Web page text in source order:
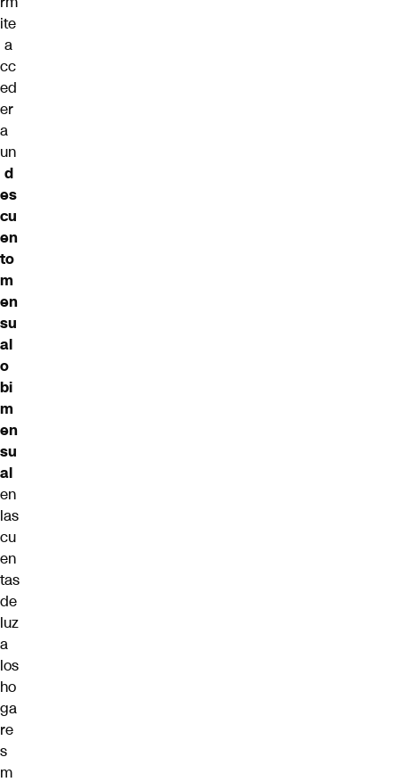
ite
a
cc
ed
er
a
un
d
es
cu
en
to
m
en
su
al
o
bi
m
en
su
al
en
las
cu
en
tas
de
luz
a
los
ho
ga
re
s
m